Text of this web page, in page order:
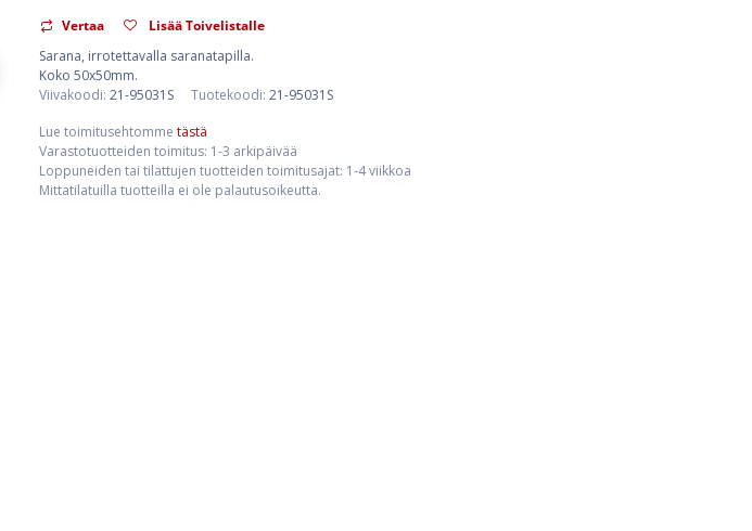
Vertaa
Lisää Toivelistalle
Sarana, irrotettavalla saranatapilla.
Koko 50x50mm.
Viivakoodi: 21-95031S Tuotekoodi: 21-95031S
Lue toimitusehtomme tästä
Varastotuotteiden toimitus: 1-3 arkipäivää
Loppuneiden tai tilattujen tuotteiden toimitusajat: 1-4 viikkoa
Mittatilatuilla tuotteilla ei ole palautusoikeutta.